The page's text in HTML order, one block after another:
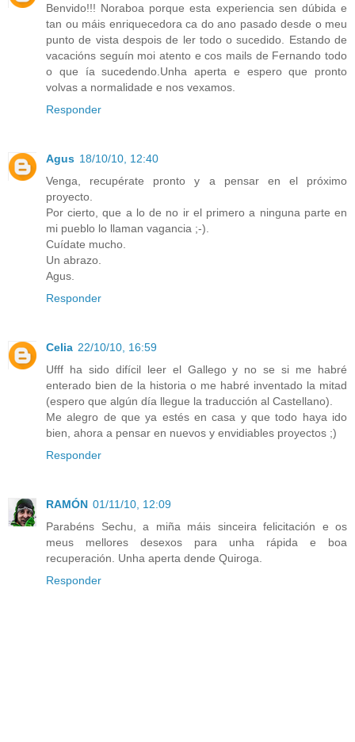
Benvido!!! Noraboa porque esta experiencia sen dúbida e
tan ou máis enriquecedora ca do ano pasado desde o meu
punto de vista despois de ler todo o sucedido. Estando de
vacacións seguín moi atento e cos mails de Fernando todo
o que ía sucedendo.Unha aperta e espero que pronto
volvas a normalidade e nos vexamos.
Responder
Agus 18/10/10, 12:40
Venga, recupérate pronto y a pensar en el próximo
proyecto.
Por cierto, que a lo de no ir el primero a ninguna parte en
mi pueblo lo llaman vagancia ;-).
Cuídate mucho.
Un abrazo.
Agus.
Responder
Celia 22/10/10, 16:59
Ufff ha sido difícil leer el Gallego y no se si me habré
enterado bien de la historia o me habré inventado la mitad
(espero que algún día llegue la traducción al Castellano).
Me alegro de que ya estés en casa y que todo haya ido
bien, ahora a pensar en nuevos y envidiables proyectos ;)
Responder
RAMÓN 01/11/10, 12:09
Parabéns Sechu, a miña máis sinceira felicitación e os
meus mellores desexos para unha rápida e boa
recuperación. Unha aperta dende Quiroga.
Responder